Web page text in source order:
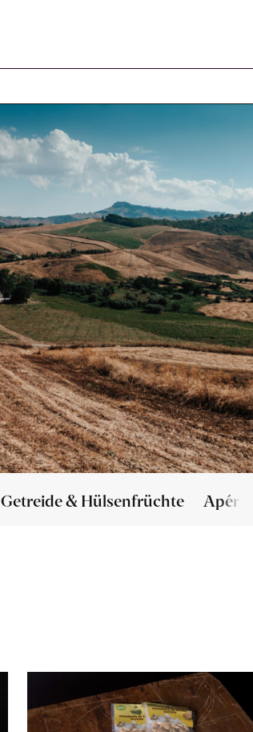
Getreide & Hülsenfrüchte Apéro